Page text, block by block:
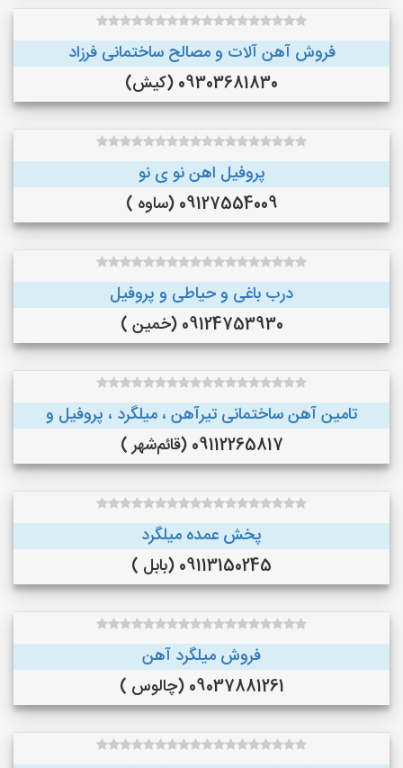
فروش آهن آلات و مصالح ساختمانی فرزاد
09303681830 (کیش)
پروفیل اهن نو ی نو
09127554009 (ساوه )
درب باغی و حیاطی و پروفیل
09124753930 (خمین )
تامین آهن ساختمانی تیرآهن ، میلگرد ، پروفیل و
09112265817 (قائم‌شهر )
پخش عمده میلگرد
09113150245 (بابل )
فروش میلگرد آهن
09037881261 (چالوس )